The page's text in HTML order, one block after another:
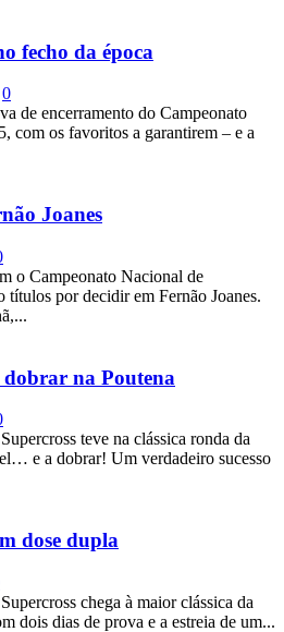
fecho da época
0
de encerramento do Campeonato
com os favoritos a garantirem – e a
Joanes
o Campeonato Nacional de
títulos por decidir em Fernão Joanes.
dobrar na Poutena
teve na clássica ronda da
e a dobrar! Um verdadeiro sucesso
dose dupla
chega à maior clássica da
dois dias de prova e a estreia de um...